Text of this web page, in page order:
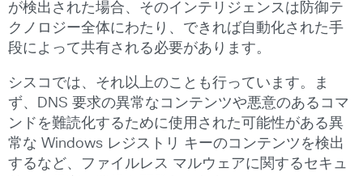
が検出された場合、そのインテリジェンスは防御テ
クノロジー全体にわたり、できれば自動化された手
段によって共有される必要があります。
シスコでは、それ以上のことも行っています。ま
ず、DNS 要求の異常なコンテンツや悪意のあるコマ
ンドを難読化するために使用された可能性がある異
常な Windows レジストリ キーのコンテンツを検出
するなど、ファイルレス マルウェアに関するセキュ